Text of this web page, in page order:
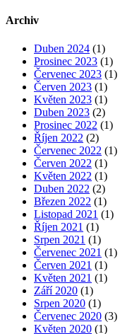
Archiv
Duben 2024 (1)
Prosinec 2023 (1)
Červenec 2023 (1)
Červen 2023 (1)
Květen 2023 (1)
Duben 2023 (2)
Prosinec 2022 (1)
Říjen 2022 (2)
Červenec 2022 (1)
Červen 2022 (1)
Květen 2022 (1)
Duben 2022 (2)
Březen 2022 (1)
Listopad 2021 (1)
Říjen 2021 (1)
Srpen 2021 (1)
Červenec 2021 (1)
Červen 2021 (1)
Květen 2021 (1)
Září 2020 (1)
Srpen 2020 (1)
Červenec 2020 (3)
Květen 2020 (1)